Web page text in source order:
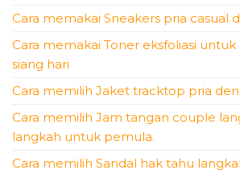
Cara memakai Sneakers pria casual
Cara memakai Toner eksfoliasi untuk
siang hari
Cara memilih Jaket tracktop pria
Cara memilih Jam tangan couple
langkah untuk pemula.
Cara memilih Sandal hak tahu